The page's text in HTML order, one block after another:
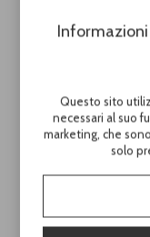
Shopper
H. 34,00 / L. 37,00 /
Conf. 12 pezzi / Crt
Scopri il
Questo sito
necessari al suo
marketing, che
solo